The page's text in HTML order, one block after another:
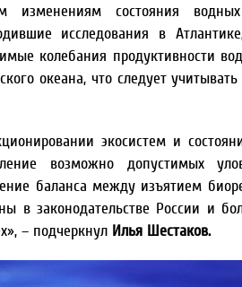
состояния
исследования в
колебания продуктивности
океана, что следует
экосистем и
возможно допустимых
баланса между изъятием
в законодательстве России и
– подчеркнул Илья Шестаков.